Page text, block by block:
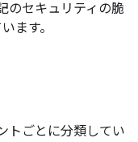
のセキュリティの脆
ます。
トごとに分類してい